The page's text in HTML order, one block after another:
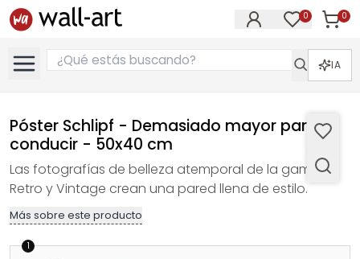
0 0
IA
Póster Schlipf - Demasiado mayor para
conducir - 50x40 cm
Las fotografías de belleza atemporal de la gama
Retro y Vintage crean una pared llena de estilo.
Más sobre este producto
1